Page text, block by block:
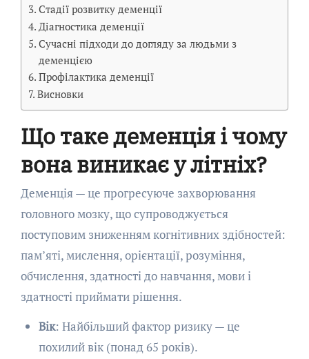
Стадії розвитку деменції
Діагностика деменції
Сучасні підходи до догляду за людьми з
деменцією
Профілактика деменції
Висновки
Що таке деменція і чому
вона виникає у літніх?
Деменція — це прогресуюче захворювання
головного мозку, що супроводжується
поступовим зниженням когнітивних здібностей:
пам’яті, мислення, орієнтації, розуміння,
обчислення, здатності до навчання, мови і
здатності приймати рішення.
Вік: Найбільший фактор ризику — це
похилий вік (понад 65 років).